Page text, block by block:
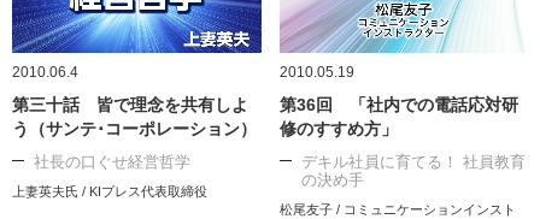
2010.06.4
第三十話 皆で理念を共有しよ
う（サンテ･コーポレーション）
社長の口ぐせ経営哲学
上妻英夫氏 / KIプレス代表取締役
2010.05.19
第36回 「社内での電話応対研
修のすすめ方」
デキル社員に育てる！ 社員教育
の決め手
松尾友子 / コミュニケーションインスト